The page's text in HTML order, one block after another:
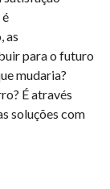
as
para o futuro
mudaria?
É através
soluções com